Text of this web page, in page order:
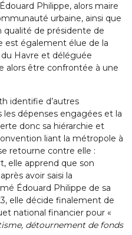
Philippe, alors maire
urbaine, ainsi que
qualité de présidente de
est également élue de la
Havre et déléguée
alors être confrontée à une
identifie d’autres
dépenses engagées et la
donc sa hiérarchie et
liant la métropole à
retourne contre elle :
elle apprend que son
avoir saisi la
Édouard Philippe de sa
elle décide finalement de
national financier pour «
détournement de fonds